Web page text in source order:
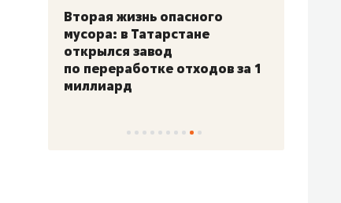
Вторая жизнь опасного
мусора: в Татарстане
открылся завод
по переработке отходов за 1
миллиард